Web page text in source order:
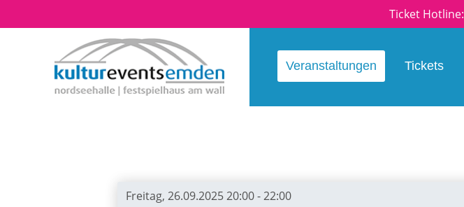
Ticket Hotline:
Veranstaltungen Tickets
Freitag, 26.09.2025 20:00 - 22:00